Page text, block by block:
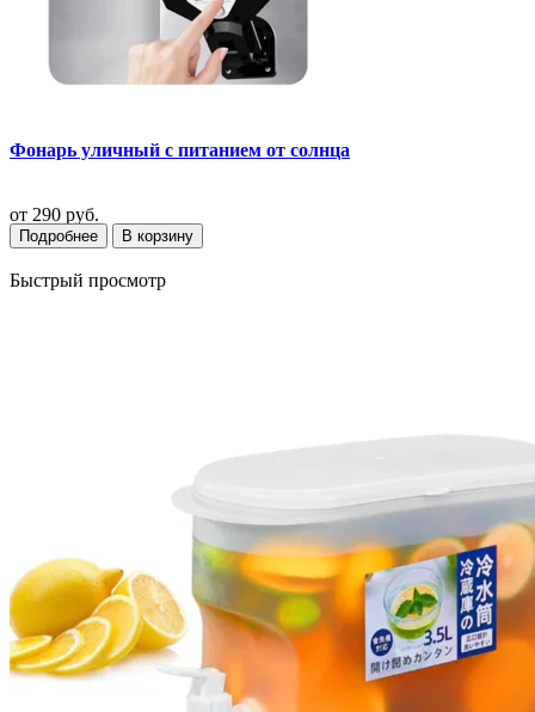
Фонарь уличный с питанием от солнца
от 290 руб.
Подробнее В корзину
Быстрый просмотр